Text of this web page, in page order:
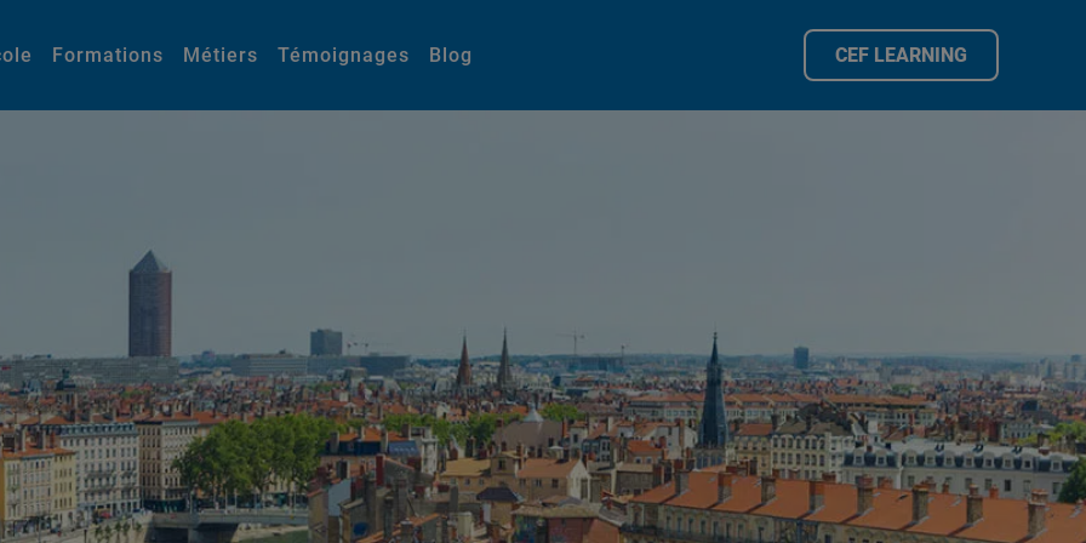
Formations Métiers Témoignages Blog CEF LEARNING